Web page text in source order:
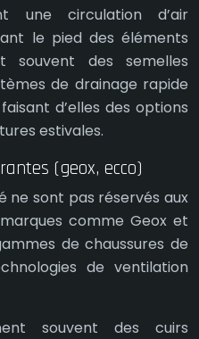
une circulation d’air
le pied des éléments
souvent des semelles
de drainage rapide
d’elles des options
estivales.
(geox, ecco)
ne sont pas réservés aux
comme Geox et
de chaussures de
de ventilation
souvent des cuirs